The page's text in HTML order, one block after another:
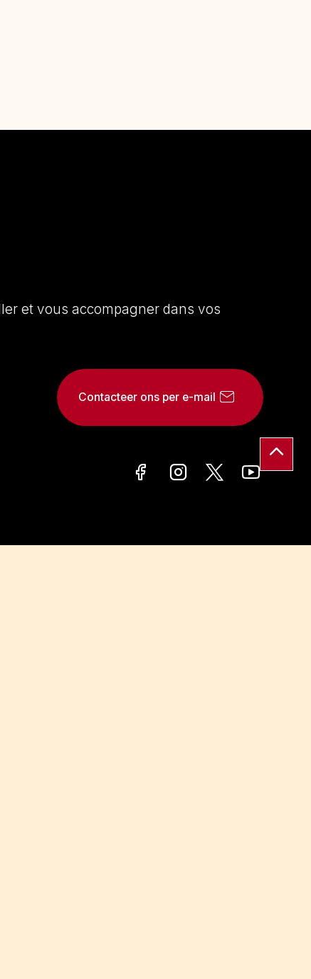
et vous accompagner dans vos
Contacteer ons per e-mail